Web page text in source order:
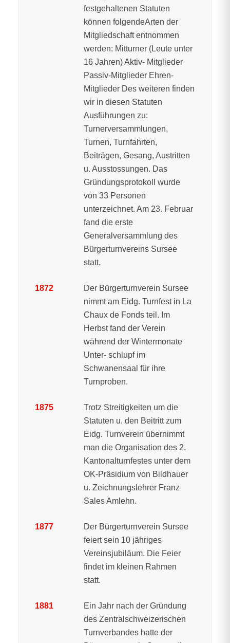
festgehaltenen Statuten
können folgendeArten der
Mitgliedschaft entnommen
werden: Mitturner (Leute unter
16 Jahren) Aktiv- Mitglieder
Passiv-Mitglieder Ehren-
Mitglieder Des weiteren finden
wir in diesen Statuten
Ausführungen zu:
Turnerversammlungen,
Turnen, Turnfahrten,
Beiträgen, Gesang, Austritten
u. Ausstossungen. Das
Gründungsprotokoll wurde
von 33 Personen
unterzeichnet. Am 23. Februar
fand die erste
Generalversammlung des
Bürgerturnvereins Sursee
statt.
1872
Der Bürgerturnverein Sursee
nimmt am Eidg. Turnfest in La
Chaux de Fonds teil. Im
Herbst fand der Verein
während der Wintermonate
Unter- schlupf im
Schwanensaal für ihre
Turnproben.
1875
Trotz Streitigkeiten um die
Statuten u. den Beitritt zum
Eidg. Turnverein übernimmt
man die Organisation des 2.
Kantonalturnfestes unter dem
OK-Präsidium von Bildhauer
u. Zeichnungslehrer Franz
Sales Amlehn.
1877
Der Bürgerturnverein Sursee
feiert sein 10 jähriges
Vereinsjubiläum. Die Feier
findet im kleinen Rahmen
statt.
1881
Ein Jahr nach der Gründung
des Zentralschweizerischen
Turnverbandes hatte der